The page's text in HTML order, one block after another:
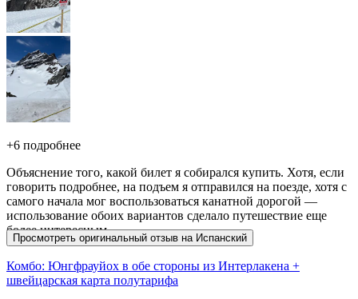
+6 подробнее
Объяснение того, какой билет я собирался купить. Хотя, если
говорить подробнее, на подъем я отправился на поезде, хотя с
самого начала мог воспользоваться канатной дорогой —
использование обоих вариантов сделало путешествие еще
более интересным.
Просмотреть оригинальный отзыв на Испанский
Комбо: Юнгфрауйох в обе стороны из Интерлакена +
швейцарская карта полутарифа